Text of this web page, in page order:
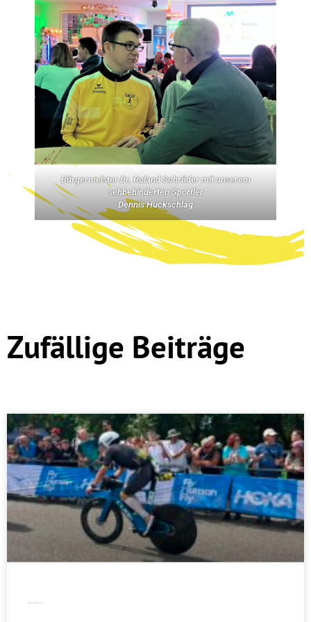
Bürgermeister Dr. Roland Schröder mit unserem
sehbehinderten Sportler
Dennis Huckschlag
Zufällige Beiträge